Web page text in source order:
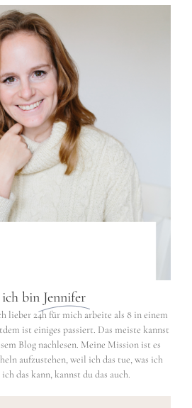
bin Jennifer
lieber 24h für mich arbeite als 8 in einem
ist einiges passiert. Das meiste kannst
Blog nachlesen. Meine Mission ist es
aufzustehen, weil ich das tue, was ich
das kann, kannst du das auch.